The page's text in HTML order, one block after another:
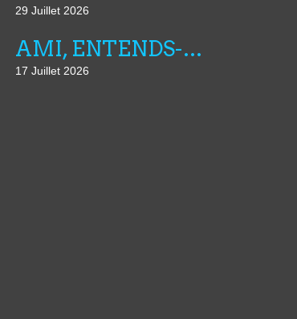
29 Juillet 2026
AMI, ENTENDS-TU N°25
17 Juillet 2026